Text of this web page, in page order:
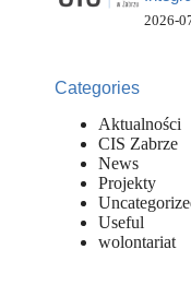
2026-
Categories
Aktualności
CIS Zabrze
News
Projekty
Useful
wolontariat